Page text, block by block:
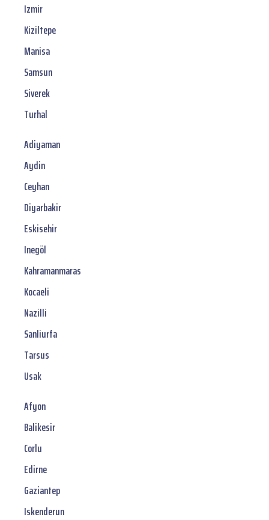
Izmir
Kiziltepe
Manisa
Samsun
Siverek
Turhal
Adiyaman
Aydin
Ceyhan
Diyarbakir
Eskisehir
Inegöl
Kahramanmaras
Kocaeli
Nazilli
Sanliurfa
Tarsus
Usak
Afyon
Balikesir
Corlu
Edirne
Gaziantep
Iskenderun